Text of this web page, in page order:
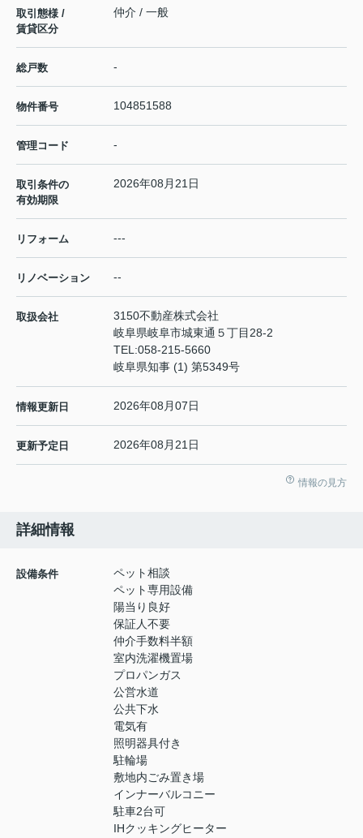
取引態様 /
賃貸区分
仲介 / 一般
総戸数 -
物件番号 104851588
管理コード -
取引条件の
有効期限
2026年08月21日
リフォーム ---
リノベーション --
取扱会社
3150不動産株式会社
岐阜県岐阜市城東通５丁目28-2
TEL:058-215-5660
岐阜県知事 (1) 第5349号
情報更新日 2026年08月07日
更新予定日 2026年08月21日
情報の見方
詳細情報
設備条件
ペット相談
ペット専用設備
陽当り良好
保証人不要
仲介手数料半額
室内洗濯機置場
プロパンガス
公営水道
公共下水
電気有
照明器具付き
駐輪場
敷地内ごみ置き場
インナーバルコニー
駐車2台可
IHクッキングヒーター